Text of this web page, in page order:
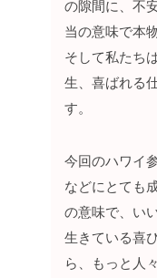
の隙間に、不
当の意味で本
そして私たち
生、喜ばれる
す。
今回のハワイ
などにとても
の意味で、い
生きている喜
ら、もっと人